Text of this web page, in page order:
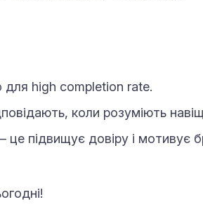
high completion rate.
коли розуміють
це підвищує довіру і мотивує